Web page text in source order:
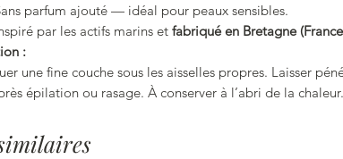
parfum ajouté — idéal pour peaux sensibles.
par les actifs marins et fabriqué en Bretagne
:
une fine couche sous les aisselles propres. Laisser
épilation ou rasage. À conserver à l’abri de la chaleur.